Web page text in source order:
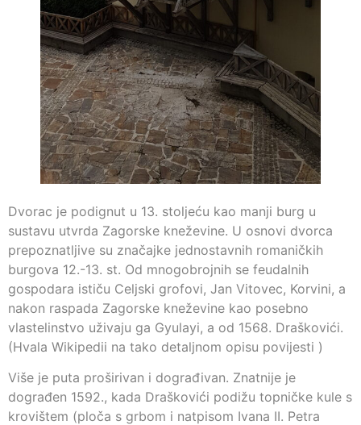
Dvorac je podignut u 13. stoljeću kao manji burg u
sustavu utvrda Zagorske kneževine. U osnovi dvorca
prepoznatljive su značajke jednostavnih romaničkih
burgova 12.-13. st. Od mnogobrojnih se feudalnih
gospodara ističu Celjski grofovi, Jan Vitovec, Korvini, a
nakon raspada Zagorske kneževine kao posebno
vlastelinstvo uživaju ga Gyulayi, a od 1568. Draškovići.
(Hvala Wikipedii na tako detaljnom opisu povijesti )
Više je puta proširivan i dograđivan. Znatnije je
dograđen 1592., kada Draškovići podižu topničke kule s
krovištem (ploča s grbom i natpisom Ivana II. Petra